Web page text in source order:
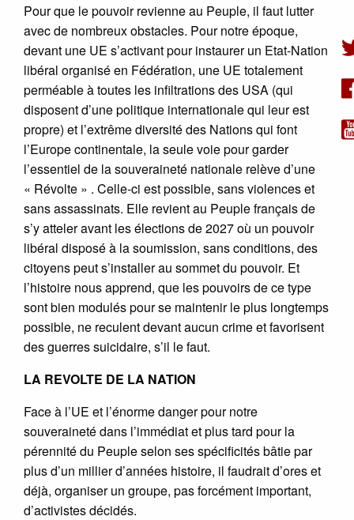
Pour que le pouvoir revienne au Peuple, il faut lutter
avec de nombreux obstacles. Pour notre époque,
devant une UE s’activant pour instaurer un Etat-Nation
libéral organisé en Fédération, une UE totalement
perméable à toutes les infiltrations des USA (qui
disposent d’une politique internationale qui leur est
propre) et l’extrême diversité des Nations qui font
l’Europe continentale, la seule voie pour garder
l’essentiel de la souveraineté nationale relève d’une
« Révolte » . Celle-ci est possible, sans violences et
sans assassinats. Elle revient au Peuple français de
s’y atteler avant les élections de 2027 où un pouvoir
libéral disposé à la soumission, sans conditions, des
citoyens peut s’installer au sommet du pouvoir. Et
l’histoire nous apprend, que les pouvoirs de ce type
sont bien modulés pour se maintenir le plus longtemps
possible, ne reculent devant aucun crime et favorisent
des guerres suicidaire, s’il le faut.
LA REVOLTE DE LA NATION
Face à l’UE et l’énorme danger pour notre
souveraineté dans l’immédiat et plus tard pour la
pérennité du Peuple selon ses spécificités bâtie par
plus d’un millier d’années histoire, il faudrait d’ores et
déjà, organiser un groupe, pas forcément important,
d’activistes décidés.